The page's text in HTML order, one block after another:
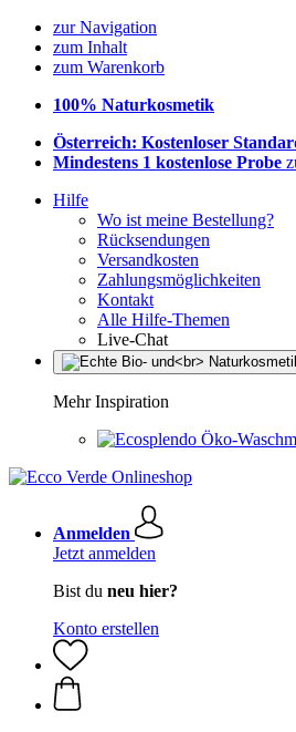
zur Navigation
zum Inhalt
zum Warenkorb
100% Naturkosmetik
Österreich: Kostenloser
Mindestens 1 kostenlose Probe
Hilfe
Wo ist meine Bestellung?
Rücksendungen
Versandkosten
Zahlungsmöglichkeiten
Kontakt
Alle Hilfe-Themen
Live-Chat
Mehr Inspiration
Öko-
Anmelden
Jetzt anmelden
Bist du neu hier?
Konto erstellen